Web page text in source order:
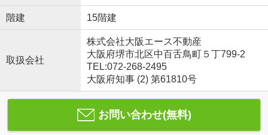
階建 15階建
取扱会社
株式会社大阪エース不動産
大阪府堺市北区中百舌鳥町５丁799-2
TEL:072-268-2495
大阪府知事 (2) 第61810号
お問い合わせ(無料)